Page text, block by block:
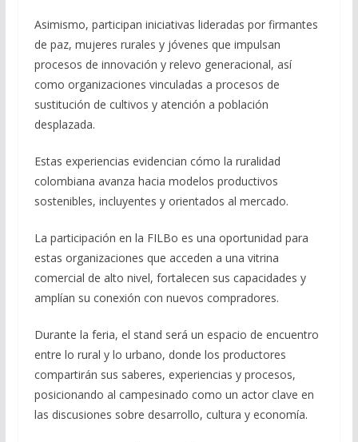
Asimismo, participan iniciativas lideradas por firmantes
de paz, mujeres rurales y jóvenes que impulsan
procesos de innovación y relevo generacional, así
como organizaciones vinculadas a procesos de
sustitución de cultivos y atención a población
desplazada.
Estas experiencias evidencian cómo la ruralidad
colombiana avanza hacia modelos productivos
sostenibles, incluyentes y orientados al mercado.
La participación en la FILBo es una oportunidad para
estas organizaciones que acceden a una vitrina
comercial de alto nivel, fortalecen sus capacidades y
amplían su conexión con nuevos compradores.
Durante la feria, el stand será un espacio de encuentro
entre lo rural y lo urbano, donde los productores
compartirán sus saberes, experiencias y procesos,
posicionando al campesinado como un actor clave en
las discusiones sobre desarrollo, cultura y economía.